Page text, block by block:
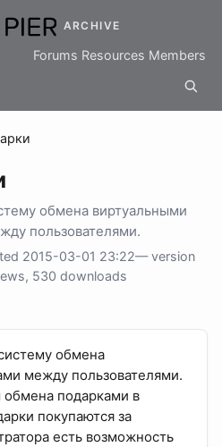
ARCHIVE
Forums Resources Members
обмена виртуальными
пользователями.
2015-03-01 23:22— version
530 downloads
обмена
между пользователями.
подарками в
покупаются за
есть возможность